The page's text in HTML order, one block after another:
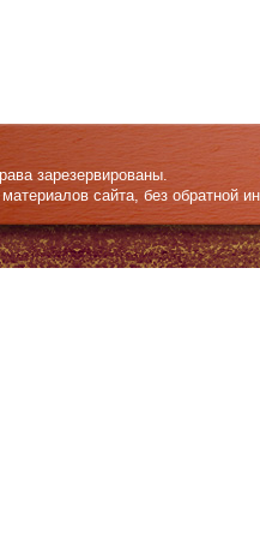
зарезервированы.
сайта, без обратной